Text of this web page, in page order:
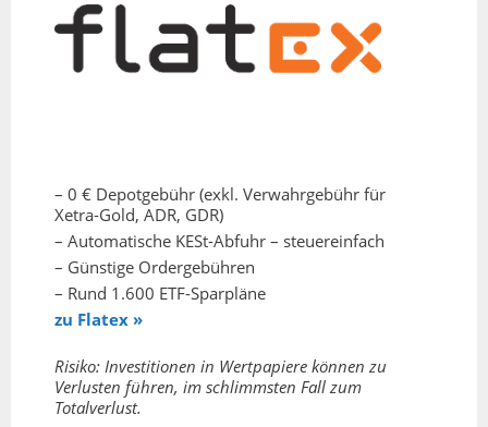
– 0 € Depotgebühr (exkl. Verwahrgebühr für
Xetra-Gold, ADR, GDR)
– Automatische KESt-Abfuhr – steuereinfach
– Günstige Ordergebühren
– Rund 1.600 ETF-Sparpläne
zu Flatex »
Risiko: Investitionen in Wertpapiere können zu
Verlusten führen, im schlimmsten Fall zum
Totalverlust.